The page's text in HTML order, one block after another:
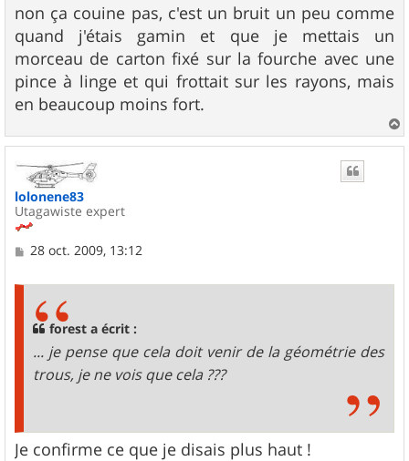
s
s
a
g
e
non ça couine pas, c'est un bruit un peu comme
quand j'étais gamin et que je mettais un
morceau de carton fixé sur la fourche avec une
pince à linge et qui frottait sur les rayons, mais
en beaucoup moins fort.
a
u
lolonene83
Utagawiste expert
M
28 oct. 2009, 13:12
forest a écrit :
... je pense que cela doit venir de la géométrie des
trous, je ne vois que cela ???
Je confirme ce que je disais plus haut !